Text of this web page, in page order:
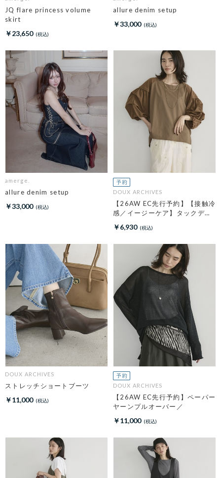
JQ flare princess volume
skirt
￥23,650
allure denim setup
￥33,000
amerge.
allure denim setup
￥33,000
DOUX ARCHIVES
【26AW EC先行予約】【接触冷
感／イージーケア】タックデザ
￥6,930
DOUX ARCHIVES
ストレッチショートブーツ
￥11,000
DOUX ARCHIVES
【26AW EC先行予約】ペーパー
ヤーンプルオーバー／
￥11,000